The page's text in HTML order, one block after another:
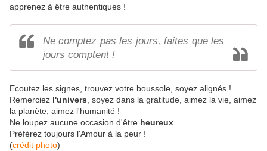
apprenez à être authentiques !
Ne comptez pas les jours, faites que les
jours comptent !
Ecoutez les signes, trouvez votre boussole, soyez alignés !
Remerciez l'univers , soyez dans la gratitude, aimez la vie, aimez
la planète, aimez l'humanité !
Ne loupez aucune occasion d'être heureux
Préférez toujours l'Amour à la peur !
(crédit photo)